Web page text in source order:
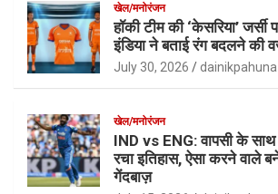
खेल/मनोरंजन
हॉकी टीम की ‘केसरिया’ जर्सी
इंडिया ने बताई रंग बदलने की
July 30, 2026 dainikpahuna
खेल/मनोरंजन
IND vs ENG: वापसी के साथ
रचा इतिहास, ऐसा करने वाले
गेंदबाज़